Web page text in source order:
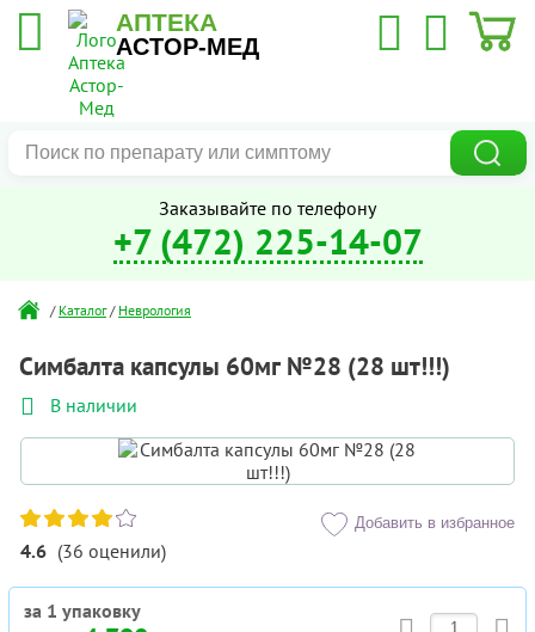
АПТЕКА
АСТОР-МЕД
Заказывайте по телефону
+7 (472) 225-14-07
/ Каталог / Неврология
Симбалта капсулы 60мг №28 (28 шт!!!)
В наличии
4.6 (36 оценили)
Добавить в избранное
за 1 упаковку